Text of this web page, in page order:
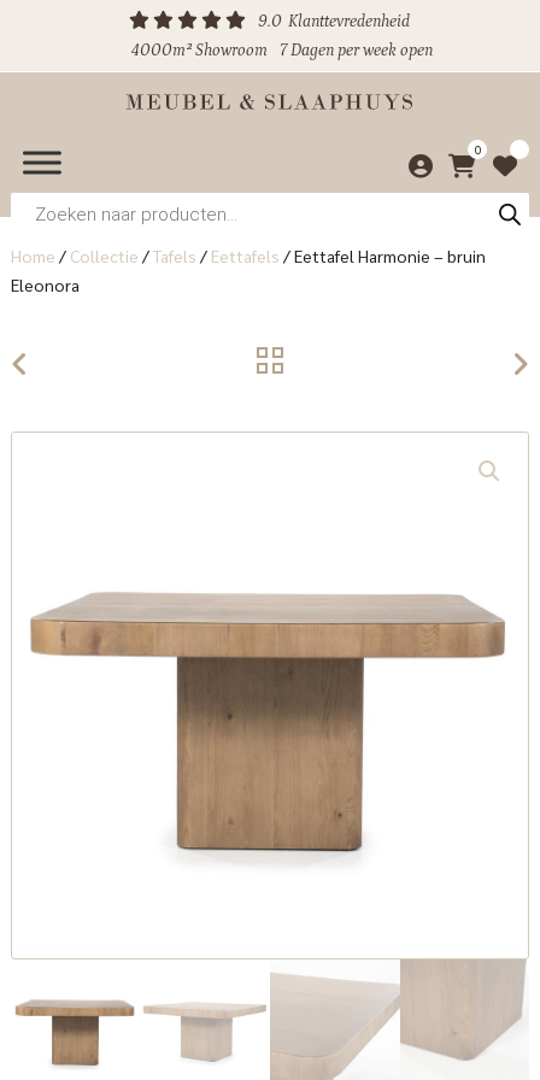
9.0 Klanttevredenheid
4000m² Showroom
7 Dagen per week open
0
Producten
zoeken
Home / Collectie /Tafels / Eettafels /Eettafel Harmonie – bruin
Eleonora